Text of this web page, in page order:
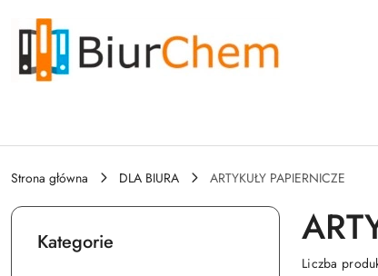
Przejdź do treści głównej
Przejdź do wyszukiwarki
Przejdź do moje konto
Przejdź do menu głównego
Przejdź do stopki
Strona główna DLA BIURA ARTYKUŁY PAPIERNICZE
Kategorie
Liczba